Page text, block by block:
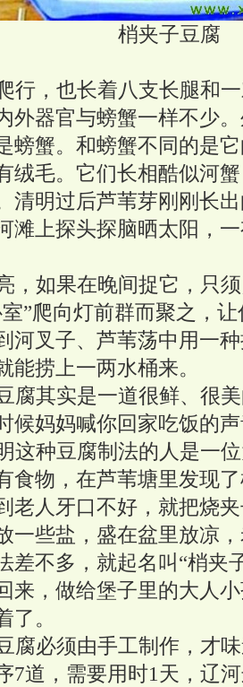
梢夹子豆腐
，也长着八支长腿和一
外器官与螃蟹一样不少
螃蟹。和螃蟹不同的是
绒毛。它们长相酷似河
清明过后芦苇芽刚刚长
滩上探头探脑晒太阳，
如果在晚间捉它，只须
”爬向灯前群而聚之，
河叉子、芦苇荡中用一
能捞上一两水桶来。
其实是一道很鲜、很美
候妈妈喊你回家吃饭的
种豆腐制法的人是一位
食物，在芦苇塘里发现
老人牙口不好，就把烧
一些盐，盛在盆里放凉
差不多，就起名叫“梢夹
来，做给堡子里的大人
了。
必须由手工制作，才味
7道，需要用时1天，辽